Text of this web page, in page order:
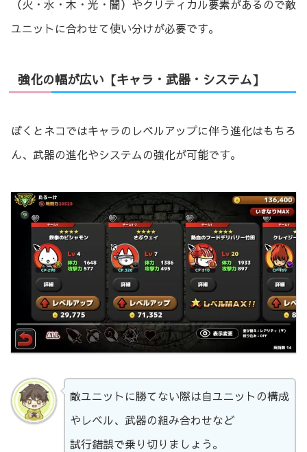
（火・水・木・光・闇）やクリティカル要素があるので敵
ユニットに合わせて使い分けが必要です。
強化の幅が広い【キャラ・武器・システム】
ぼくとネコではキャラのレベルアップに伴う進化はもちろ
ん、武器の進化やシステムの強化が可能です。
敵ユニットに勝てない際は自ユニットの構成
やレベル、武器の組み合わせなど
試行錯誤で乗り切りましょう。